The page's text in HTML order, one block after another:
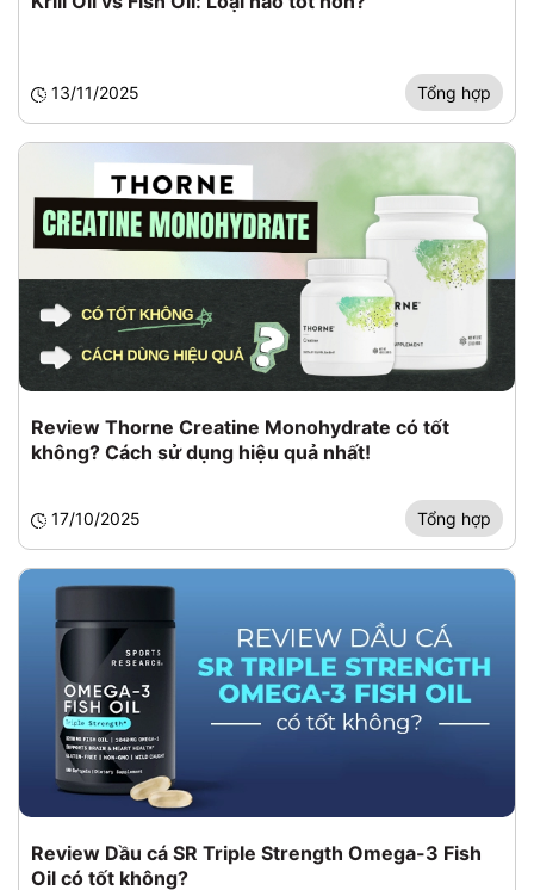
13/11/2025 Tổng hợp
Review Thorne Creatine Monohydrate có tốt
không? Cách sử dụng hiệu quả nhất!
17/10/2025 Tổng hợp
Review Dầu cá SR Triple Strength Omega-3 Fish
Oil có tốt không?